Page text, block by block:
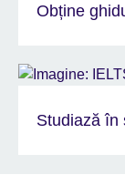
Obține
Studiază în